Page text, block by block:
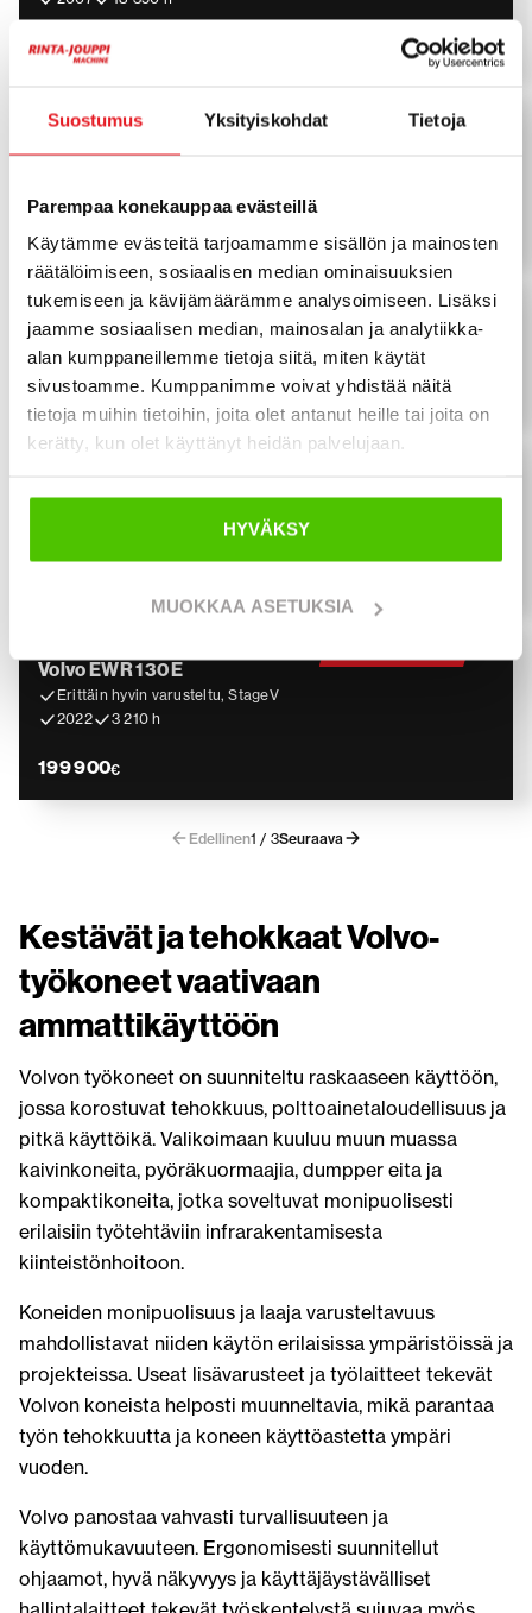
Suostumus Yksityiskohdat Tietoja
Parempaa konekauppaa evästeillä
Käytämme evästeitä tarjoamamme sisällön ja mainosten
räätälöimiseen, sosiaalisen median ominaisuuksien
tukemiseen ja kävijämäärämme analysoimiseen. Lisäksi
jaamme sosiaalisen median, mainosalan ja analytiikka-
alan kumppaneillemme tietoja siitä, miten käytät
sivustoamme. Kumppanimme voivat yhdistää näitä
tietoja muihin tietoihin, joita olet antanut heille tai joita on
kerätty, kun olet käyttänyt heidän palvelujaan.
HYVÄKSY
MUOKKAA ASETUKSIA
39 900€
Volvo
Uusi alakerta, 3D, Pyörittäjä, Kauha
104 900
Volvo
Volvo L 90 H
Rasvari, Hyvät renkaat, 1-omistaja!
24 395 h
Volvo EWR 130 E
Erittäin hyvin varusteltu, StageV
2022
3 210 h
199 900€
Edellinen1 / 3Seuraava
Kestävät ja tehokkaat Volvo-
työkoneet vaativaan
ammattikäyttöön
Volvon työkoneet on suunniteltu raskaaseen käyttöön,
jossa korostuvat tehokkuus, polttoainetaloudellisuus ja
pitkä käyttöikä. Valikoimaan kuuluu muun muassa
kaivinkoneita, pyöräkuormaajia, dumpper eita ja
kompaktikoneita, jotka soveltuvat monipuolisesti
erilaisiin työtehtäviin infrarakentamisesta
kiinteistönhoitoon.
Koneiden monipuolisuus ja laaja varusteltavuus
mahdollistavat niiden käytön erilaisissa ympäristöissä ja
projekteissa. Useat lisävarusteet ja työlaitteet tekevät
Volvon koneista helposti muunneltavia, mikä parantaa
työn tehokkuutta ja koneen käyttöastetta ympäri
vuoden.
Volvo panostaa vahvasti turvallisuuteen ja
käyttömukavuuteen. Ergonomisesti suunnitellut
ohjaamot, hyvä näkyvyys ja käyttäjäystävälliset